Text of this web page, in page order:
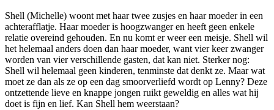
Shell (Michelle) woont met haar twee zusjes en haar moeder in een
achterafflatje. Haar moeder is hoogzwanger en heeft geen enkele
relatie overeind gehouden. En nu komt er weer een meisje. Shell wil
het helemaal anders doen dan haar moeder, want vier keer zwanger
worden van vier verschillende gasten, dat kan niet. Sterker nog:
Shell wil helemaal geen kinderen, tenminste dat denkt ze. Maar wat
moet ze dan als ze op een dag smoorverliefd wordt op Lenny? Deze
ontzettende lieve en knappe jongen ruikt geweldig en alles wat hij
doet is fijn en lief. Kan Shell hem weerstaan?